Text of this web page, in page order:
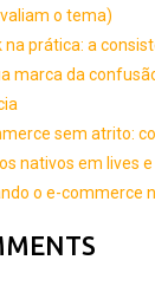
o tema)
na prática: a
marca da
sem atrito:
nativos em lives
o e-commerce